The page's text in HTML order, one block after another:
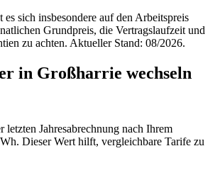
sich insbesondere auf den Arbeitspreis
Grundpreis, die Vertragslaufzeit und
zu achten. Aktueller Stand: 08/2026.
in Großharrie wechseln
letzten Jahresabrechnung nach Ihrem
Dieser Wert hilft, vergleichbare Tarife zu